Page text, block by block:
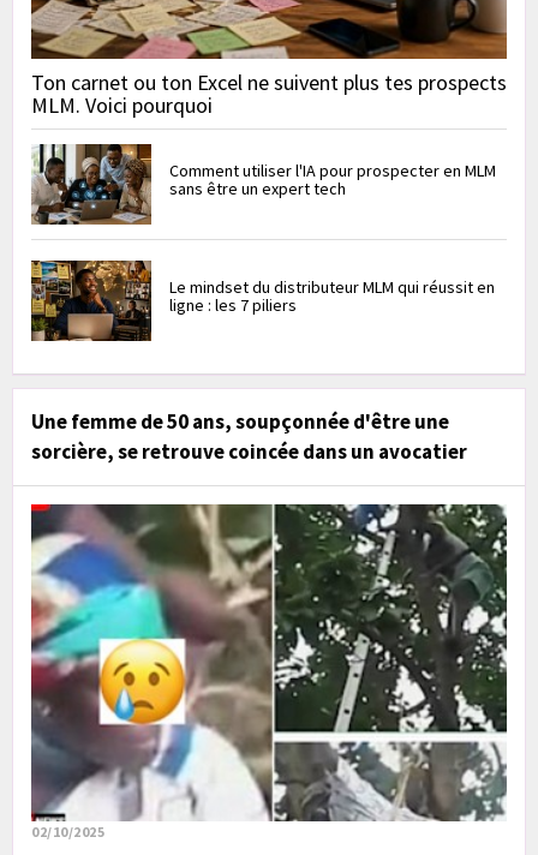
Ton carnet ou ton Excel ne suivent plus tes prospects
MLM. Voici pourquoi
Comment utiliser l'IA pour prospecter en MLM
sans être un expert tech
Le mindset du distributeur MLM qui réussit en
ligne : les 7 piliers
Une femme de 50 ans, soupçonnée d'être une
sorcière, se retrouve coincée dans un avocatier
02/10/2025